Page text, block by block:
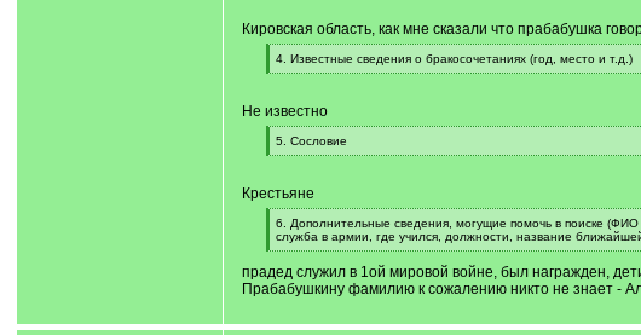
]
Кировская область, как мне сказали что прабабушка
[
q
4. Известные сведения о бракосочетаниях (год, место и т.д.)
[
]
Не известно
[
q
5. Сословие
[
]
Крестьяне
[
q
]
6. Дополнительные сведения, могущие помочь в поиске (ФИО
служба в армии, где учился, должности, название
[
q
]
прадед служил в 1ой мировой войне, был награжден,
Прабабушкину фамилию к сожалению никто не знает -